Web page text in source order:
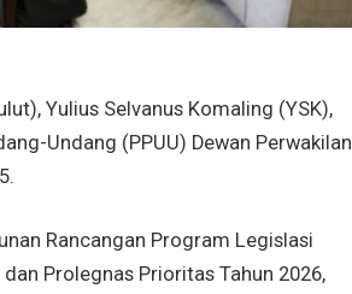
Yulius Selvanus Komaling (YSK),
Undang (PPUU) Dewan Perwakilan
Rancangan Program Legislasi
Prolegnas Prioritas Tahun 2026,